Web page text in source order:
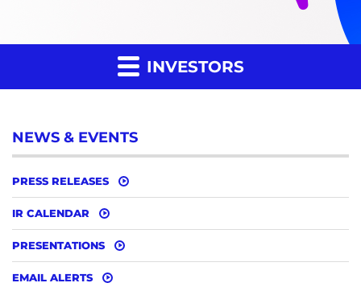
INVESTORS
NEWS & EVENTS
PRESS RELEASES
IR CALENDAR
PRESENTATIONS
EMAIL ALERTS